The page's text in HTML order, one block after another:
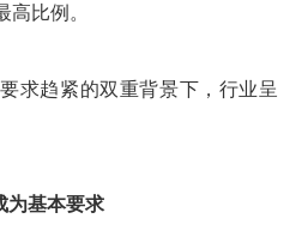
高比例。
求趋紧的双重背景下，行业呈
为基本要求